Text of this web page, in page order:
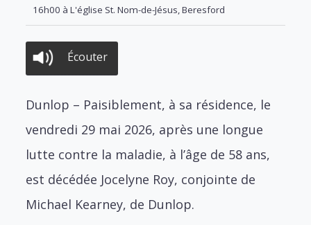
16h00 à L'église St. Nom-de-Jésus, Beresford
Écouter
Dunlop – Paisiblement, à sa résidence, le
vendredi 29 mai 2026, après une longue
lutte contre la maladie, à l’âge de 58 ans,
est décédée Jocelyne Roy, conjointe de
Michael Kearney, de Dunlop.